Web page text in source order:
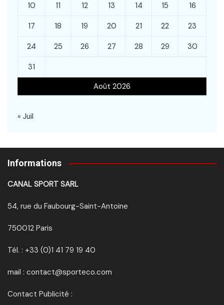
Août 2026
10 11 12 13 14 15 16
17 18 19 20 21 22 23
24 25 26 27 28 29 30
31
« Juil
Informations
CANAL SPORT SARL
54, rue du Faubourg-Saint-Antoine
750012 Paris
Tél. : +33 (0)1 41 79 19 40
mail : contact@sporteco.com
Contact Publicité :